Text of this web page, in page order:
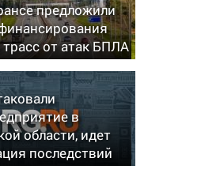
предложили
от атак БПЛА
в
области, идет
последствий